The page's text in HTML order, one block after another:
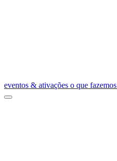
eventos & ativações o que fazemos